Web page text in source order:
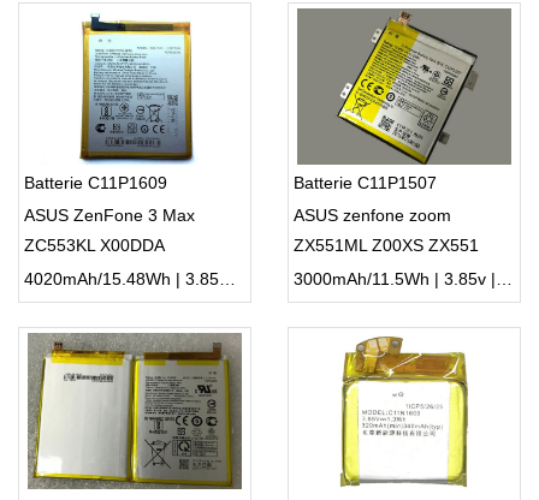
Batterie C11P1609
ASUS ZenFone 3 Max
ZC553KL X00DDA
4020mAh/15.48Wh | 3.85V | Li-ion ...
Batterie C11P1507
ASUS zenfone zoom
ZX551ML Z00XS ZX551
Z00XSB
3000mAh/11.5Wh | 3.85v | Li-ion ...